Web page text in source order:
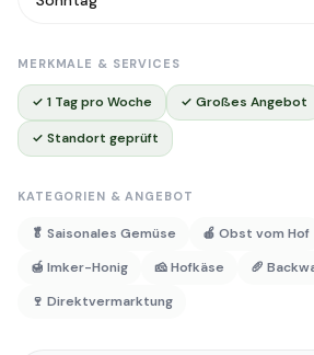
MERKMALE & SERVICES
✓ 1 Tag pro Woche ✓ Großes Angebot
✓ Standort geprüft
KATEGORIEN & ANGEBOT
🥬 Saisonales Gemüse 🍎 Obst vom Hof
🍯 Imker-Honig
🧀 Hofkäse 🥖
🍷 Direktvermarktung